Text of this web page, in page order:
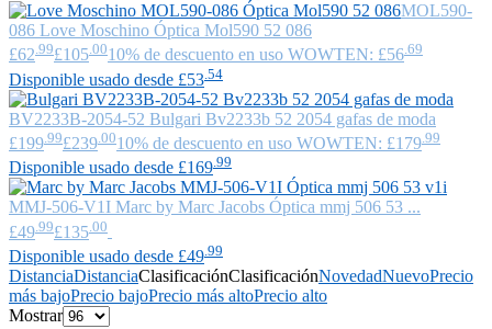
MOL590-
086 Love Moschino Óptica Mol590 52 086
£62.99£105.0010% de descuento en uso WOWTEN: £56.69
Disponible usado desde £53 .54
BV2233B-2054-52 Bulgari Bv2233b 52 2054 gafas de moda
£199 .99£239 .0010% de descuento en uso WOWTEN: £179 .99
Disponible usado desde £169.99
MMJ-506-V1I Marc by Marc Jacobs Óptica mmj 506 53 ...
£49 .99£135 .00
Disponible usado desde £49 .99
DistanciaDistanciaClasificaciónClasificaciónNovedadNuevoPrecio
más bajoPrecio bajoPrecio más altoPrecio alto
Mostrar